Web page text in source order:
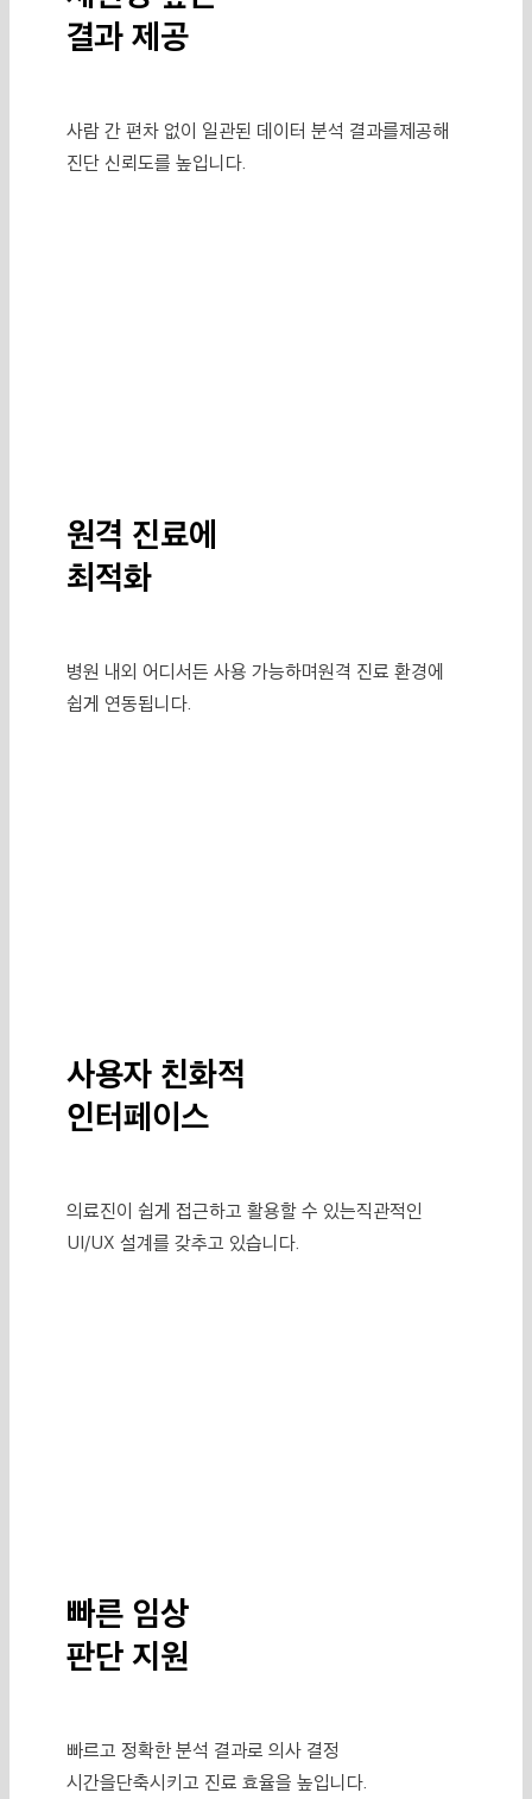
결과 제공
사람 간 편차 없이 일관된 데이터 분석 결과를제공해
진단 신뢰도를 높입니다.
원격 진료에
최적화
병원 내외 어디서든 사용 가능하며원격 진료 환경에
쉽게 연동됩니다.
사용자 친화적
인터페이스
의료진이 쉽게 접근하고 활용할 수 있는직관적인
UI/UX 설계를 갖추고 있습니다.
빠른 임상
판단 지원
빠르고 정확한 분석 결과로 의사 결정
시간을단축시키고 진료 효율을 높입니다.